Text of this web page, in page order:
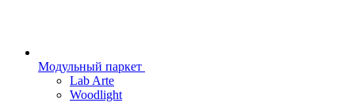
Модульный паркет
Lab Arte
Woodlight